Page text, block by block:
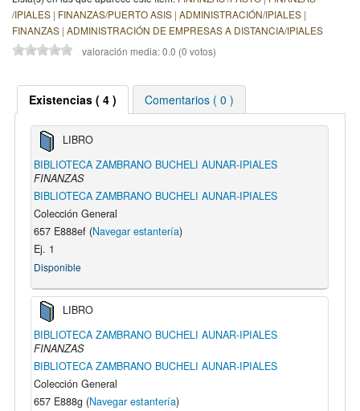
/IPIALES | FINANZAS/PUERTO ASIS | ADMINISTRACIÓN/IPIALES |
FINANZAS | ADMINISTRACIÓN DE EMPRESAS A DISTANCIA/IPIALES
valoración media: 0.0 (0 votos)
Existencias ( 4 ) Comentarios ( 0 )
LIBRO
BIBLIOTECA ZAMBRANO BUCHELI AUNAR-IPIALES
FINANZAS
BIBLIOTECA ZAMBRANO BUCHELI AUNAR-IPIALES
Colección General
657 E888ef (Navegar estantería)
Ej. 1
Disponible
LIBRO
BIBLIOTECA ZAMBRANO BUCHELI AUNAR-IPIALES
FINANZAS
BIBLIOTECA ZAMBRANO BUCHELI AUNAR-IPIALES
Colección General
657 E888g (Navegar estantería)